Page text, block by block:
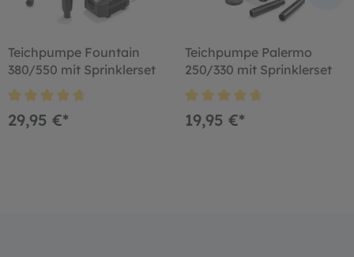
Teichpumpe Fountain
380/550 mit Sprinklerset
29,95 €*
Teichpumpe Palermo
250/330 mit Sprinklerset
19,95 €*